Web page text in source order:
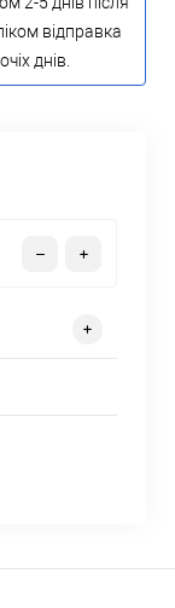
відправка
днів.